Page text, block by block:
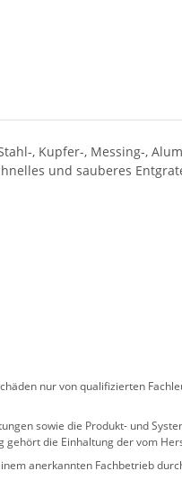
, Kupfer-, Messing-,
und sauberes
nur von qualifizierten
sowie die Produkt- und
die Einhaltung der vom
anerkannten Fachbetrieb